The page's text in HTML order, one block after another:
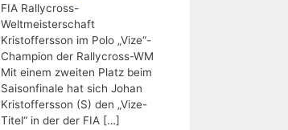
FIA Rallycross-
Weltmeisterschaft
Kristoffersson im Polo „Vize“-
Champion der Rallycross-WM
Mit einem zweiten Platz beim
Saisonfinale hat sich Johan
Kristoffersson (S) den „Vize-
Titel“ in der der FIA […]